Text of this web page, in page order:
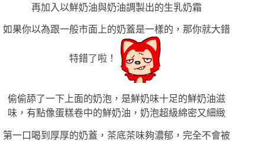
再加入以鮮奶油與奶油調製出的生乳奶霜
如果你以為跟一般市面上的奶蓋是一樣的，那你就大錯
特錯了啦！
偷偷舔了一下上面的奶泡，是鮮奶味十足的鮮奶油滋
味，有點像蛋糕卷中的鮮奶油，奶泡超級綿密又細緻
第一口喝到厚厚的奶蓋，茶底茶味夠濃郁，完全不會被